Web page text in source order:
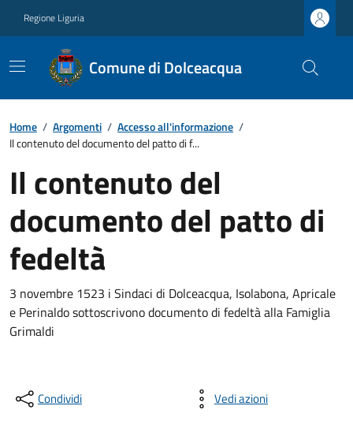
Regione Liguria
Comune di Dolceacqua
Home / Argomenti / Accesso all'informazione /
Il contenuto del documento del patto di f...
Il contenuto del
documento del patto di
fedeltà
3 novembre 1523 i Sindaci di Dolceacqua, Isolabona, Apricale
e Perinaldo sottoscrivono documento di fedeltà alla Famiglia
Grimaldi
Condividi Vedi azioni